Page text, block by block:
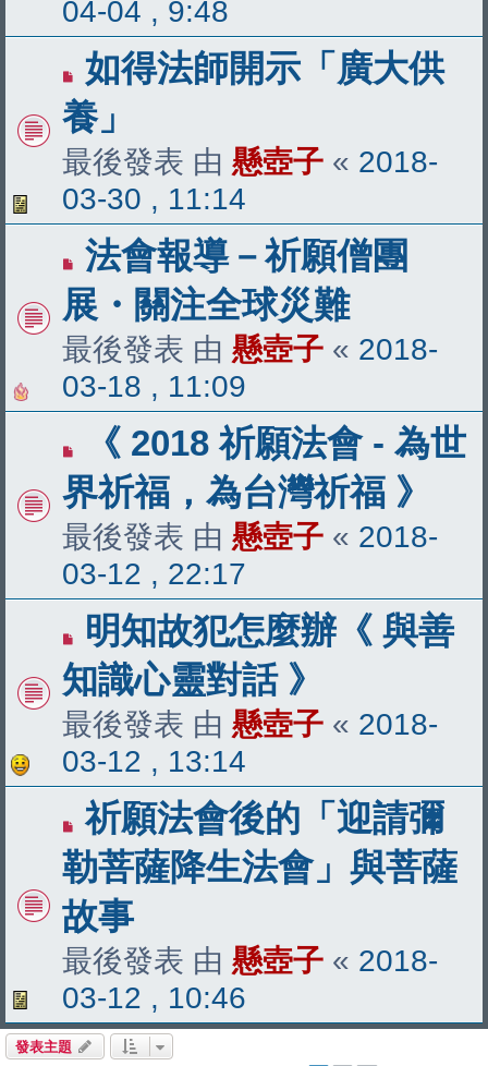
04-04 , 9:48
如得法師開示「廣大供
養」
最後發表 由 懸壺子 « 2018-
03-30 , 11:14
法會報導－祈願僧團
展・關注全球災難
最後發表 由 懸壺子 « 2018-
03-18 , 11:09
《 2018 祈願法會 - 為世
界祈福，為台灣祈福 》
最後發表 由 懸壺子 « 2018-
03-12 , 22:17
明知故犯怎麼辦《 與善
知識心靈對話 》
最後發表 由 懸壺子 « 2018-
03-12 , 13:14
祈願法會後的「迎請彌
勒菩薩降生法會」與菩薩
故事
最後發表 由 懸壺子 « 2018-
03-12 , 10:46
發表主題